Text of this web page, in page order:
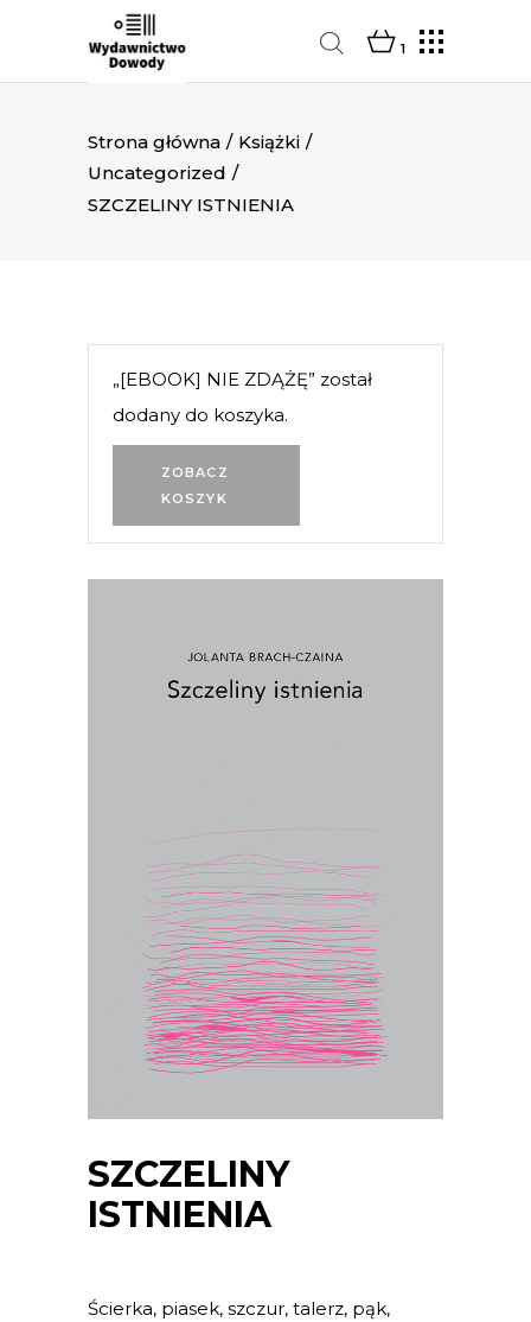
1
Strona główna / Książki /
Uncategorized /
SZCZELINY ISTNIENIA
ZOBACZ
KOSZYK
„[EBOOK] NIE ZDĄŻĘ” został
dodany do koszyka.
SZCZELINY
ISTNIENIA
Ścierka, piasek, szczur, talerz, pąk,